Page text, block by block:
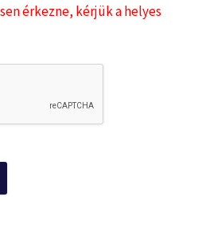
érkezne, kérjük a helyes